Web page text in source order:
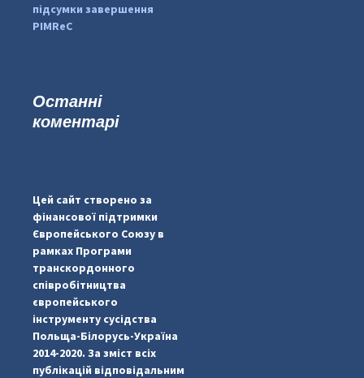
pimrec_project
підсумки завершення
PIMReC
Останні
коментарі
Цей сайт створено за
фінансової підтримки
Європейського Союзу в
рамках Програми
транскордонного
співробітництва
європейського
інструменту сусідства
Польща-Білорусь-Україна
2014-2020. За зміст всіх
публікацій відповідальним